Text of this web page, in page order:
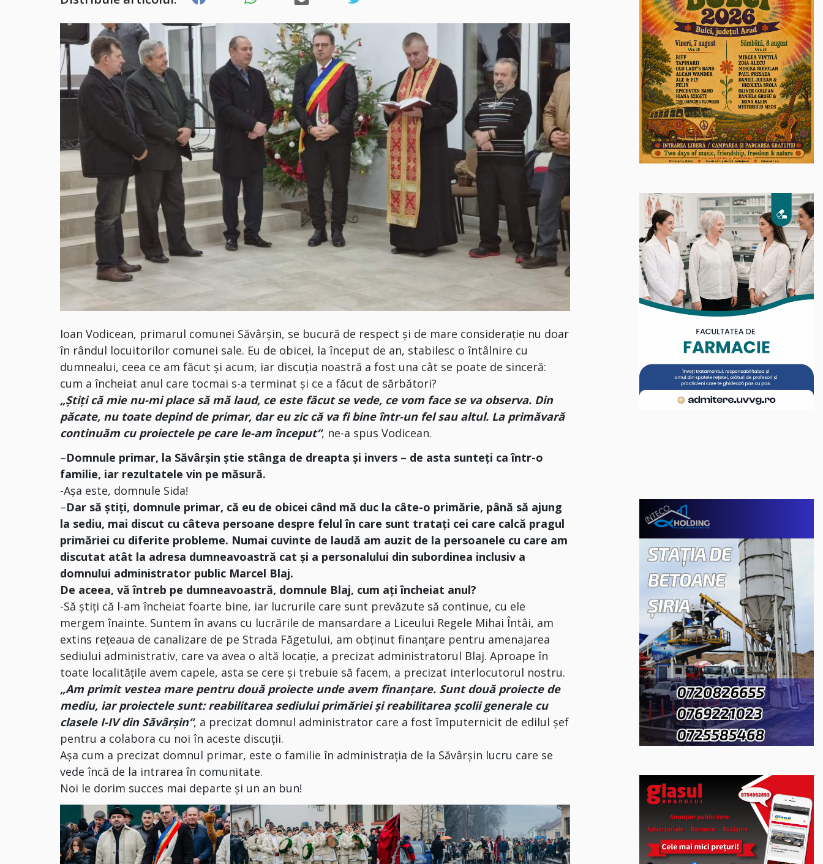
Ioan Vodicean, primarul comunei Săvârșin, se bucură de respect și de mare considerație nu doar
în rândul locuitorilor comunei sale. Eu de obicei, la început de an, stabilesc o întâlnire cu
dumnealui, ceea ce am făcut și acum, iar discuția noastră a fost una cât se poate de sinceră:
cum a încheiat anul care tocmai s-a terminat și ce a făcut de sărbători?
„Știți că mie nu-mi place să mă laud, ce este făcut se vede, ce vom face se va observa. Din
păcate, nu toate depind de primar, dar eu zic că va fi bine într-un fel sau altul. La primăvară
continuăm cu proiectele pe care le-am început“, ne-a spus Vodicean.
–Domnule primar, la Săvârșin știe stânga de dreapta și invers – de asta sunteți ca într-o
familie, iar rezultatele vin pe măsură.
-Așa este, domnule Sida!
–Dar să știți, domnule primar, că eu de obicei când mă duc la câte-o primărie, până să ajung
la sediu, mai discut cu câteva persoane despre felul în care sunt tratați cei care calcă pragul
primăriei cu diferite probleme. Numai cuvinte de laudă am auzit de la persoanele cu care am
discutat atât la adresa dumneavoastră cat și a personalului din subordinea inclusiv a
domnului administrator public Marcel Blaj.
De aceea, vă întreb pe dumneavoastră, domnule Blaj, cum ați încheiat anul?
-Să știți că l-am încheiat foarte bine, iar lucrurile care sunt prevăzute să continue, cu ele
mergem înainte. Suntem în avans cu lucrările de mansardare a Liceului Regele Mihai Întâi, am
extins rețeaua de canalizare de pe Strada Făgetului, am obținut finanțare pentru amenajarea
sediului administrativ, care va avea o altă locație, a precizat administratorul Blaj. Aproape în
toate localitățile avem capele, asta se cere și trebuie să facem, a precizat interlocutorul nostru.
„Am primit vestea mare pentru două proiecte unde avem finanțare. Sunt două proiecte de
mediu, iar proiectele sunt: reabilitarea sediului primăriei și reabilitarea școlii generale cu
clasele I-IV din Săvârșin“, a precizat domnul administrator care a fost împuternicit de edilul șef
pentru a colabora cu noi în aceste discuții.
Așa cum a precizat domnul primar, este o familie în administrația de la Săvârșin lucru care se
vede încă de la intrarea în comunitate.
Noi le dorim succes mai departe și un an bun!